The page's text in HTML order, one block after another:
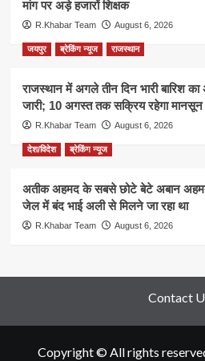
मांग पर अड़े हजारों शिक्षक
R.Khabar Team August 6, 2026
जयपुर ब्रेकिंग न्यूज राजस्थान
राजस्थान में अगले तीन दिन भारी बारिश
जारी; 10 अगस्त तक सक्रिय रहेगा मानसून
R.Khabar Team August 6, 2026
देश/विदेश ब्रेकिंग न्यूज
अतीक अहमद के सबसे छोटे बेटे अबान
जेल में बंद भाई अली से मिलने जा रहा था
R.Khabar Team August 6, 2026
Contact
Copyright © All rights